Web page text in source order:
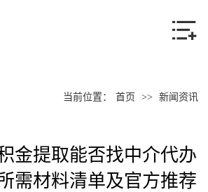
产品中心
联系我们
当前位置： 首页 >> 新闻资讯
金提取能否找中介代办
需材料清单及官方推荐